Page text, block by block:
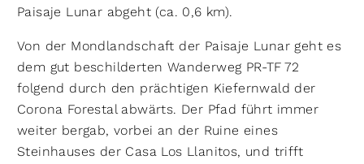
Paisaje Lunar abgeht (ca. 0,6 km).
Von der Mondlandschaft der Paisaje Lunar geht es
dem gut beschilderten Wanderweg PR-TF 72
folgend durch den prächtigen Kiefernwald der
Corona Forestal abwärts. Der Pfad führt immer
weiter bergab, vorbei an der Ruine eines
Steinhauses der Casa Los Llanitos, und trifft